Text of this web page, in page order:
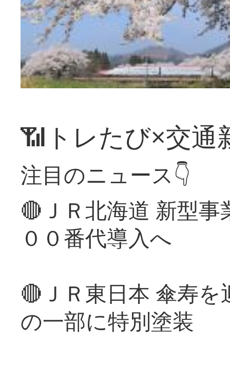
📶トレたび×交通
注目のニュース👇
🔴ＪＲ北海道 新型
００番代導入へ
🔴ＪＲ東日本 傘寿
の一部に特別塗装